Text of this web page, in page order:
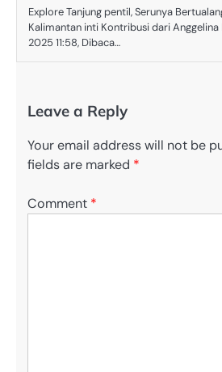
Explore Tanjung pentil, Serunya
Kalimantan inti Kontribusi dari Anggelina
2025 11:58, Dibaca…
Leave a Reply
Your email address will not be
fields are marked *
Comment *